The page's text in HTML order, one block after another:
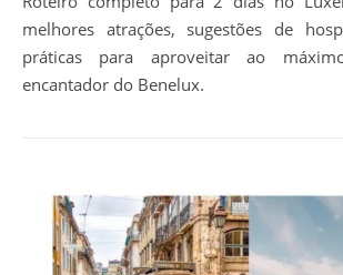
melhores atrações, sugestões de
práticas para aproveitar ao
encantador do Benelux.